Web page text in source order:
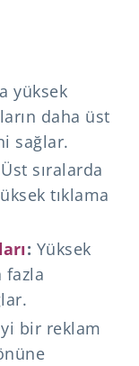
yüksek
daha üst
sağlar.
Üst sıralarda
tıklama
: Yüksek
fazla
bir reklam